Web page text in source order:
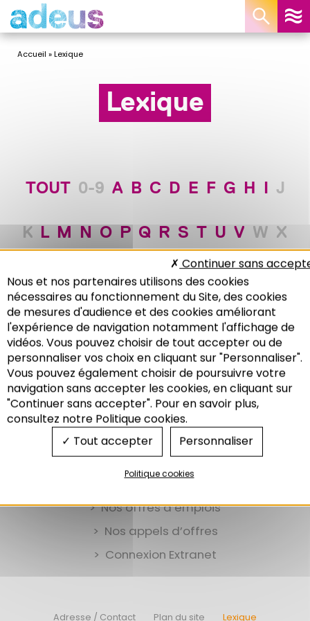
Recherche
Accueil »Lexique
Lexique
TOUT 0-9 A B C D E F G H I J
K L M N O P Q R S T U V W X
Y Z
Results: 0
Nos offres d’emplois
Nos appels d’offres
Connexion Extranet
Adresse / Contact Plan du site Lexique
Panneau de gestion des cookies
Nous et nos partenaires utilisons des cookies
nécessaires au fonctionnement du Site, des cookies
de mesures d'audience et des cookies améliorant
l'expérience de navigation notamment l'affichage de
vidéos. Vous pouvez choisir de tout accepter ou de
personnaliser vos choix en cliquant sur "Personnaliser".
Vous pouvez également choisir de poursuivre votre
navigation sans accepter les cookies, en cliquant sur
"Continuer sans accepter". Pour en savoir plus,
consultez notre Politique cookies.
Tout accepter
Continuer sans
Personnaliser
Politique cookies